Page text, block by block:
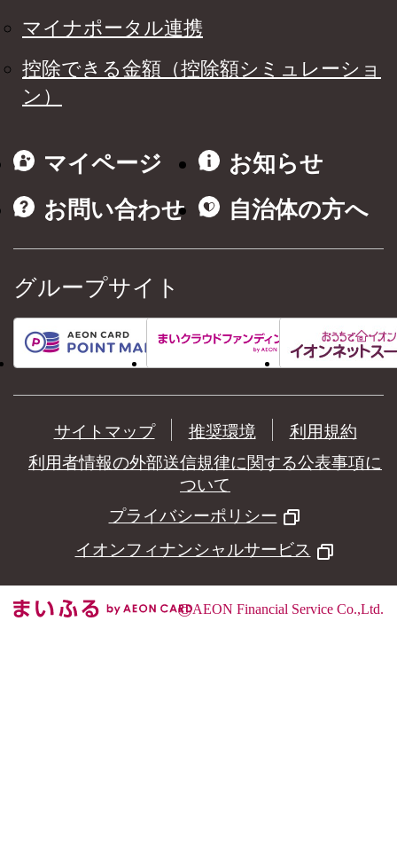
マイナポータル連携
控除できる金額（控除額シミュレーショ
ン）
マイページ
お知らせ
お問い合わせ
自治体の方へ
グループサイト
サイトマップ 推奨環境
利用規約
利用者情報の外部送信規律に関する公表事項に
ついて
プライバシーポリシー
イオンフィナンシャルサービス
©AEON Financial Service Co.,Ltd.